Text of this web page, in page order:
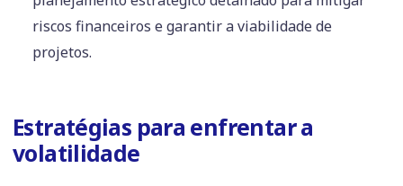
riscos financeiros e garantir a viabilidade de
projetos.
Estratégias para enfrentar a
volatilidade